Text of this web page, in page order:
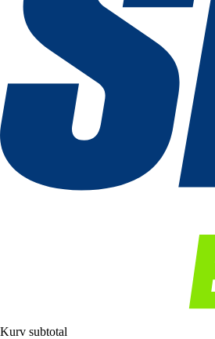
Kurv subtotal